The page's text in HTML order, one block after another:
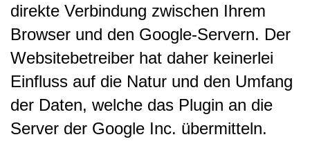
direkte Verbindung zwischen Ihrem
Browser und den Google-Servern. Der
Websitebetreiber hat daher keinerlei
Einfluss auf die Natur und den Umfang
der Daten, welche das Plugin an die
Server der Google Inc. übermitteln.